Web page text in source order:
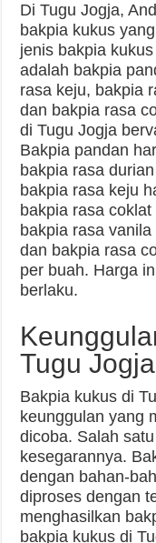
Di Tugu Jogja,
bakpia kukus
jenis bakpia
adalah bakpia
rasa keju, bakpia
dan bakpia rasa
di Tugu Jogja
Bakpia pandan
bakpia rasa
bakpia rasa keju
bakpia rasa
bakpia rasa
dan bakpia rasa
per buah. Harga
berlaku.
Tugu Jogja
Bakpia kukus di
keunggulan yang
dicoba. Salah
kesegarannya.
dengan bahan-
diproses dengan
menghasilkan
bakpia kukus di